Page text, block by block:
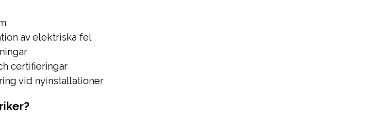
av elektriska fel
certifieringar
vid nyinstallationer